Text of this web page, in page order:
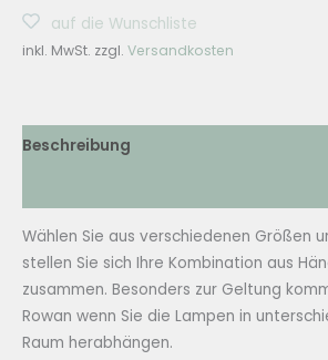
Hängelampe
Ø15,5cm
-
auf die Wunschliste
inkl. MwSt. zzgl. Versandkosten
Beschreibung
Wählen Sie aus verschiedenen Größen
stellen Sie sich Ihre Kombination aus
zusammen. Besonders zur Geltung
Rowan wenn Sie die Lampen in
Raum herabhängen.